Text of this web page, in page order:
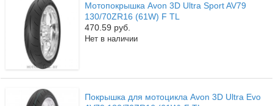
Мотопокрышка Avon 3D Ultra Sport AV79
130/70ZR16 (61W) F TL
470.59 руб.
Нет в наличии
Покрышка для мотоцикла Avon 3D Ultra Evo